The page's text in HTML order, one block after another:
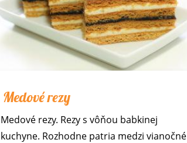
Medové rezy
Medové rezy. Rezy s vôňou babkinej
kuchyne. Rozhodne patria medzivianočné